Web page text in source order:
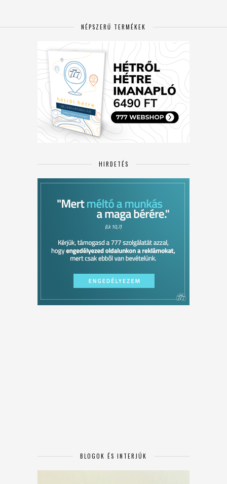
NÉPSZERŰ TERMÉKEK
HIRDETÉS
BLOGOK ÉS INTERJÚK